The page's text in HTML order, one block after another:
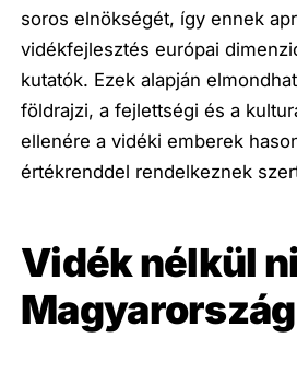
soros elnökségét, így ennek
vidékfejlesztés európai
kutatók. Ezek alapján
földrajzi, a fejlettségi és a
ellenére a vidéki emberek
értékrenddel rendelkeznek
Vidék nélkül
Magyarország